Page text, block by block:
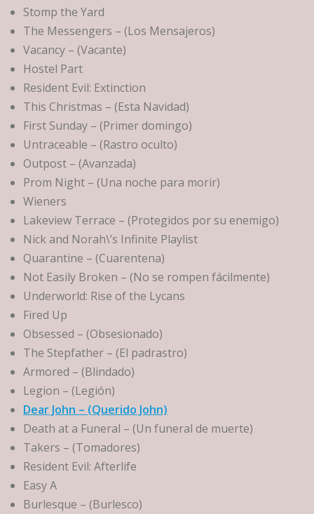
Stomp the Yard
The Messengers – (Los Mensajeros)
Vacancy – (Vacante)
Hostel Part
Resident Evil: Extinction
This Christmas – (Esta Navidad)
First Sunday – (Primer domingo)
Untraceable – (Rastro oculto)
Outpost – (Avanzada)
Prom Night – (Una noche para morir)
Wieners
Lakeview Terrace – (Protegidos por su enemigo)
Nick and Norah\’s Infinite Playlist
Quarantine – (Cuarentena)
Not Easily Broken – (No se rompen fácilmente)
Underworld: Rise of the Lycans
Fired Up
Obsessed – (Obsesionado)
The Stepfather – (El padrastro)
Armored – (Blindado)
Legion – (Legión)
Dear John – (Querido John)
Death at a Funeral – (Un funeral de muerte)
Takers – (Tomadores)
Resident Evil: Afterlife
Easy A
Burlesque – (Burlesco)